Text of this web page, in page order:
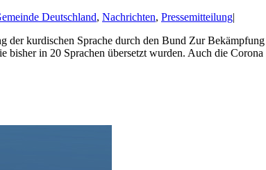
Deutschland, Nachrichten, Pressemitteilung|
kurdischen Sprache durch den Bund Zur
in 20 Sprachen übersetzt wurden. Auch die